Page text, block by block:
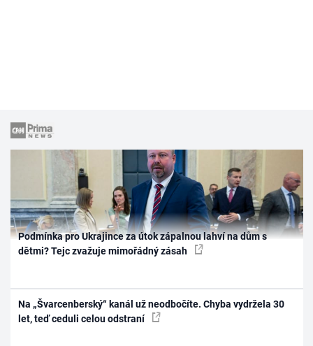
Podmínka pro Ukrajince za útok zápalnou lahví na dům s
dětmi? Tejc zvažuje mimořádný zásah
Na „Švarcenberský“ kanál už neodbočíte. Chyba vydržela 30
let, teď ceduli celou odstraní